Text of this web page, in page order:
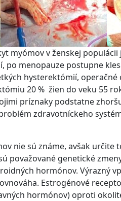
myómov v ženskej populácii
po menopauze postupne
hysterektómií, operačné
20 % žien do veku 55
príznaky podstatne
zdravotníckeho
nie sú známe, avšak určite
považované genetické
hormónov. Výrazný
Estrogénové
hormónov) oproti